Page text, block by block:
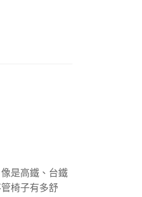
是高鐵、台鐵
椅子有多舒